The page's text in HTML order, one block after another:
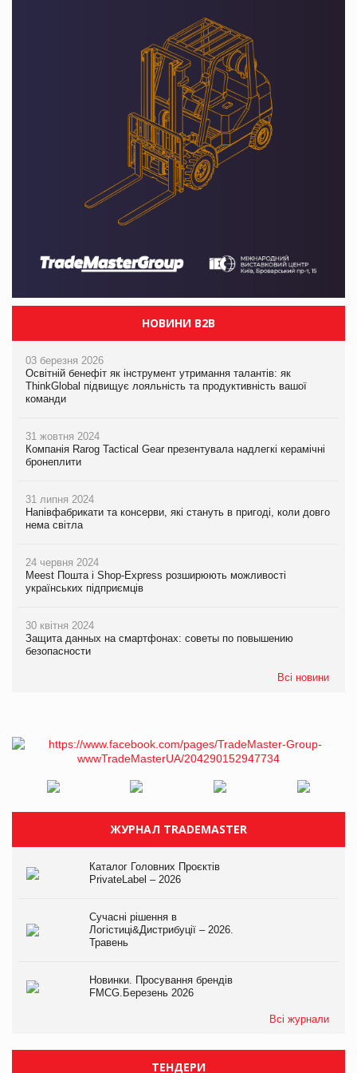
НОВИНИ B2B
03 березня 2026
Освітній бенефіт як інструмент утримання талантів: як
ThinkGlobal підвищує лояльність та продуктивність вашої
команди
31 жовтня 2024
Компанія Rarog Tactical Gear презентувала надлегкі керамічні
бронеплити
31 липня 2024
Напівфабрикати та консерви, які стануть в пригоді, коли довго
нема світла
24 червня 2024
Meest Пошта і Shop-Express розширюють можливості
українських підприємців
30 квітня 2024
Защита данных на смартфонах: советы по повышению
безопасности
Всі новини
ЖУРНАЛ TRADEMASTER
Каталог Головних Проєктів
PrivateLabel – 2026
Сучасні рішення в
Логістиці&Дистрибуції – 2026.
Травень
Новинки. Просування брендів
FMCG.Березень 2026
Всі журнали
ТЕНДЕРИ